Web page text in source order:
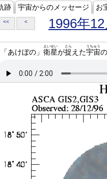
跡 宇宙からのメッセージ お
<< < 1996年12
あけぼの」 衛星
えいせい
が捉
とら
えた宇宙
うちゅう
の